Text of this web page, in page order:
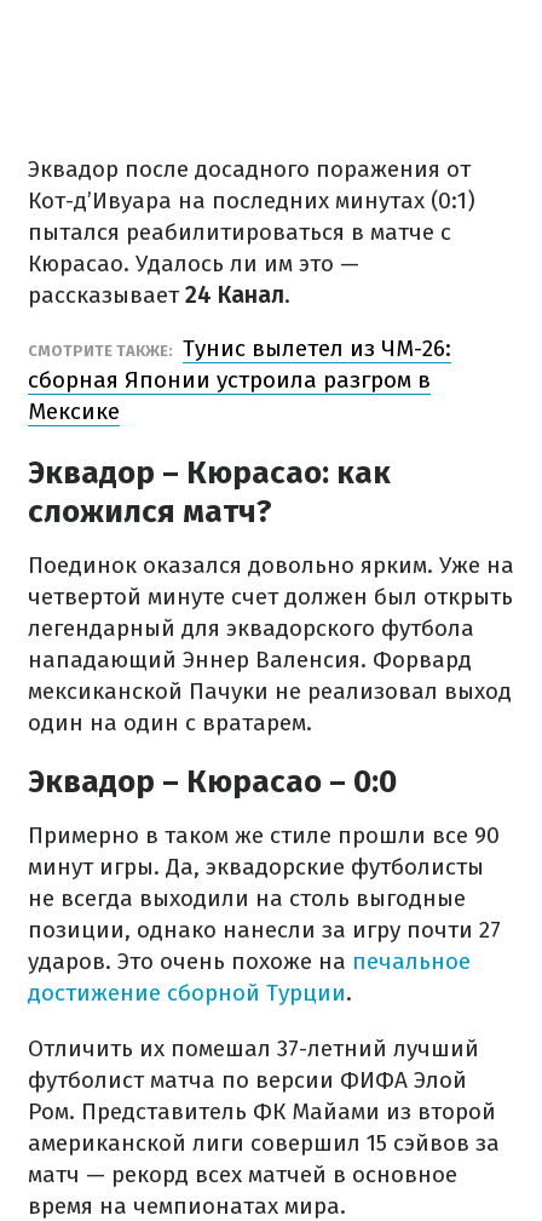
Эквадор после досадного поражения от
Кот-д’Ивуара на последних минутах (0:1)
пытался реабилитироваться в матче с
Кюрасао. Удалось ли им это —
рассказывает24 Канал.
СМОТРИТЕ ТАКЖЕ: Тунис вылетел из ЧМ-26:
сборная Японии устроила разгром в
Мексике
Эквадор – Кюрасао: как
сложился матч?
Поединок оказался довольно ярким. Уже на
четвертой минуте счет должен был открыть
легендарный для эквадорского футбола
нападающий Эннер Валенсия. Форвард
мексиканской Пачуки не реализовал выход
один на один с вратарем.
Эквадор – Кюрасао – 0:0
Примерно в таком же стиле прошли все 90
минут игры. Да, эквадорские футболисты
не всегда выходили на столь выгодные
позиции, однако нанесли за игру почти 27
ударов. Это очень похоже на печальное
достижение сборной Турции.
Отличить их помешал 37-летний лучший
футболист матча по версии ФИФА Элой
Ром. Представитель ФК Майами из второй
американской лиги совершил 15 сэйвов за
матч — рекорд всех матчей в основное
время на чемпионатах мира.